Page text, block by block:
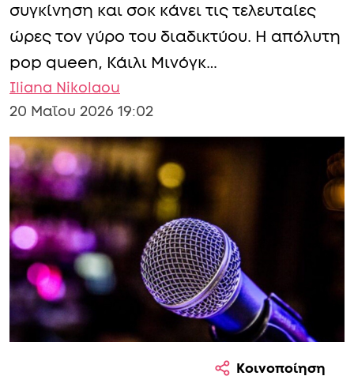
συγκίνηση και σοκ κάνει τις τελευταίες
ώρες τον γύρο του διαδικτύου. Η απόλυτη
pop queen, Κάιλι Μινόγκ…
Iliana Nikolaou
20 Μαΐου 2026 19:02
Κοινοποίηση